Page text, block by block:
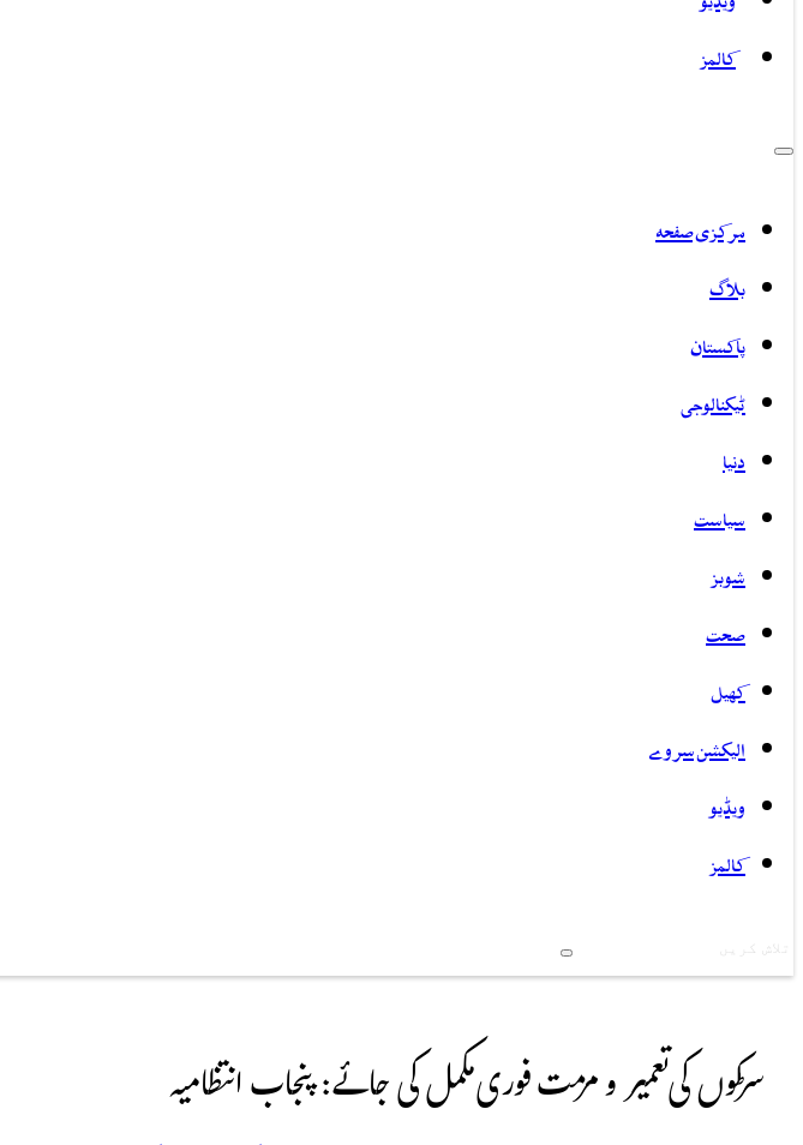
کالمز
مرکزی صفحہ
بلاگ
پاکستان
ٹیکنالوجی
دنیا
سیاست
شوبز
صحت
کھیل
الیکشن سروے
ویڈیو
کالمز
Search
سڑکوں کی تعمیر و مرمت فوری مکمل کی جائے: پنجاب انتظامیہ